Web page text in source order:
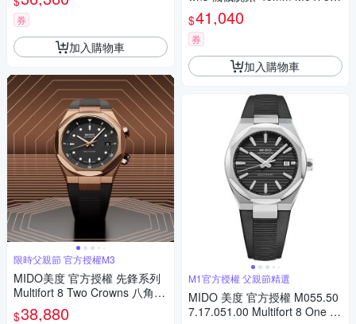
M0059301106000
券
加入購物車
限時父親節 官方授權M3
MIDO美度 官方授權 先鋒系列
Multifort 8 Two Crowns 八角錶
圈 幾何機械腕錶 父親節 禮物
$38,880
3705100
$41,040
券
加入購物車
M1官方授權 父親節精選
MIDO 美度 官方授權 M055.50
7.17.051.00 Multifort 8 One Cr